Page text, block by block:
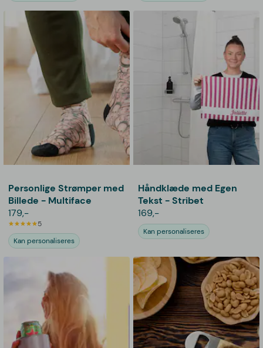
Personlige Strømper med
Billede - Multiface
179,-
5
Kan personaliseres
Håndklæde med Egen
Tekst - Stribet
169,-
Kan personaliseres